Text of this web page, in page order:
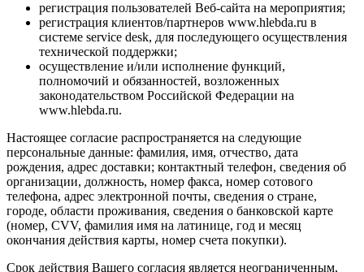
регистрация пользователей Веб-сайта на мероприятия;
регистрация клиентов/партнеров www.hlebda.ru в
системе service desk, для последующего осуществления
технической поддержки;
осуществление и/или исполнение функций,
полномочий и обязанностей, возложенных
законодательством Российской Федерации на
www.hlebda.ru.
Настоящее согласие распространяется на следующие
персональные данные: фамилия, имя, отчество, дата
рождения, адрес доставки; контактный телефон, сведения об
организации, должность, номер факса, номер сотового
телефона, адрес электронной почты, сведения о стране,
городе, области проживания, сведения о банковской карте
(номер, CVV, фамилия имя на латинице, год и месяц
окончания действия карты, номер счета покупки).
Срок действия Вашего согласия является неограниченным,